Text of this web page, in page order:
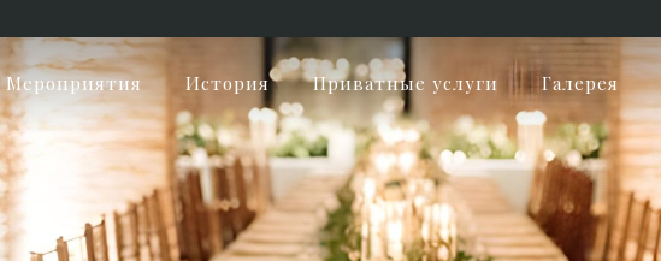
Мероприятия История Приватные услуги Галерея